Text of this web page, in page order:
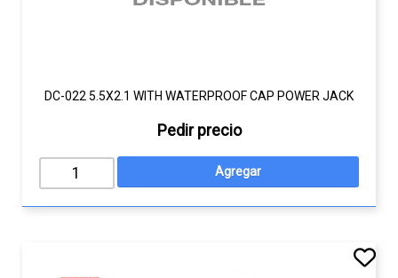
DC-022 5.5X2.1 WITH WATERPROOF CAP POWER JACK
Pedir precio